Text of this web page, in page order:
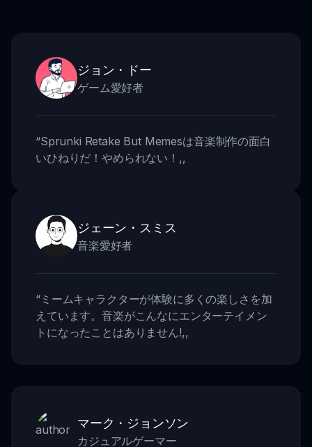
ジョン・ドー
ゲーム愛好者
“Sprunki Retake But Memesは音楽制作の面白
いひねりだ！やめられない！ ,,
ジェーン・スミス
音楽愛好者
“ミームキャラクターが体験に多くの楽しさを加
えています。音楽がこんなにエンターテイメン
トになったことはありません!,,
マーク・ジョンソン
カジュアルゲーマー